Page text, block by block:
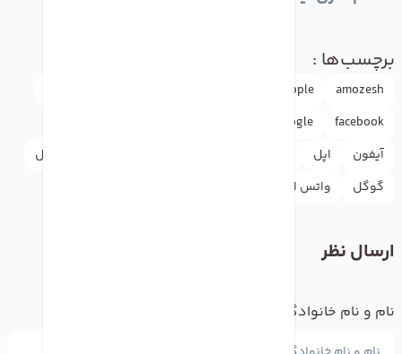
برچسب‌ها :
amozesh
Apple
facebook
google
آیفون
اپل
دکترموبایل
گوگل
واتس اپ
ارسال نظر
نام و نام خانوادگی